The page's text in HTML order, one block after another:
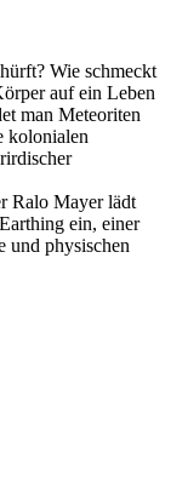
Wie schmeckt
auf ein Leben
man Meteoriten
kolonialen
Ralo Mayer lädt
ein, einer
und physischen